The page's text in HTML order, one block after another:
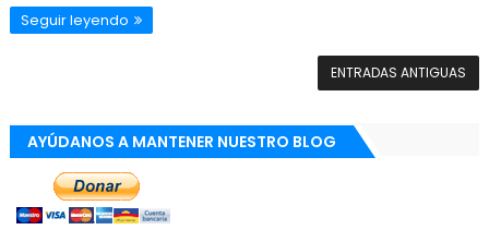
Seguir leyendo
ENTRADAS ANTIGUAS
AYÚDANOS A MANTENER NUESTRO BLOG